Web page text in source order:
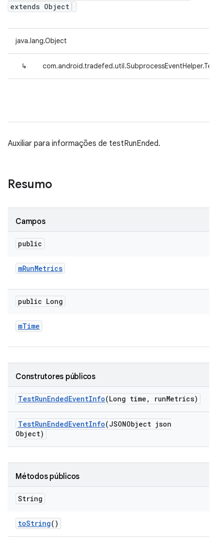
extends Object
java.lang.Object
↳
Auxiliar para informações de testRunEnded.
Resumo
Campos
public
mRunMetrics
public Long
mTime
Construtores públicos
TestRunEndedEventInfo(Long time , runMetrics)
TestRunEndedEventInfo(JSONObject json
Object)
Métodos públicos
String
toString()